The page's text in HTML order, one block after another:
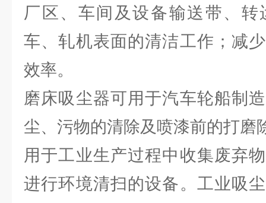
厂区、车间及设备输送带、
车、轧机表面的清洁工作；减
效率。
磨床吸尘器可用于汽车轮船制
尘、污物的清除及喷漆前的打磨
用于工业生产过程中收集废弃
进行环境清扫的设备。工业吸